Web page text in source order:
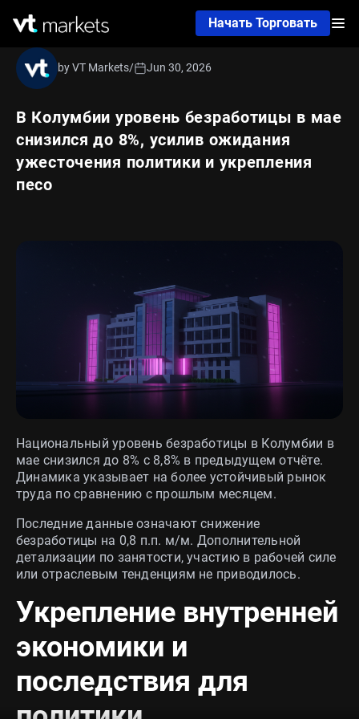
Начать Торговать
В Колумбии уровень безработицы в мае
снизился до 8%, усилив ожидания
ужесточения политики и укрепления
песо
by VT Markets/ Jun 30, 2026
Национальный уровень безработицы в Колумбии в
мае снизился до 8% с 8,8% в предыдущем отчёте.
Динамика указывает на более устойчивый рынок
труда по сравнению с прошлым месяцем.
Последние данные означают снижение
безработицы на 0,8 п.п. м/м. Дополнительной
детализации по занятости, участию в рабочей силе
или отраслевым тенденциям не приводилось.
Укрепление внутренней
экономики и
последствия для